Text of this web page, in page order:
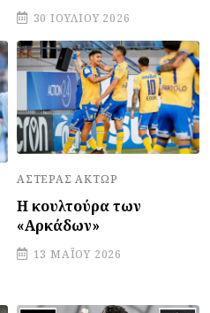
30 ΙΟΥΛΊΟΥ 2026
ΑΣΤΈΡΑΣ ΆΚΤΩΡ
Η κουλτούρα των
«Αρκάδων»
13 ΜΑΪ́ΟΥ 2026